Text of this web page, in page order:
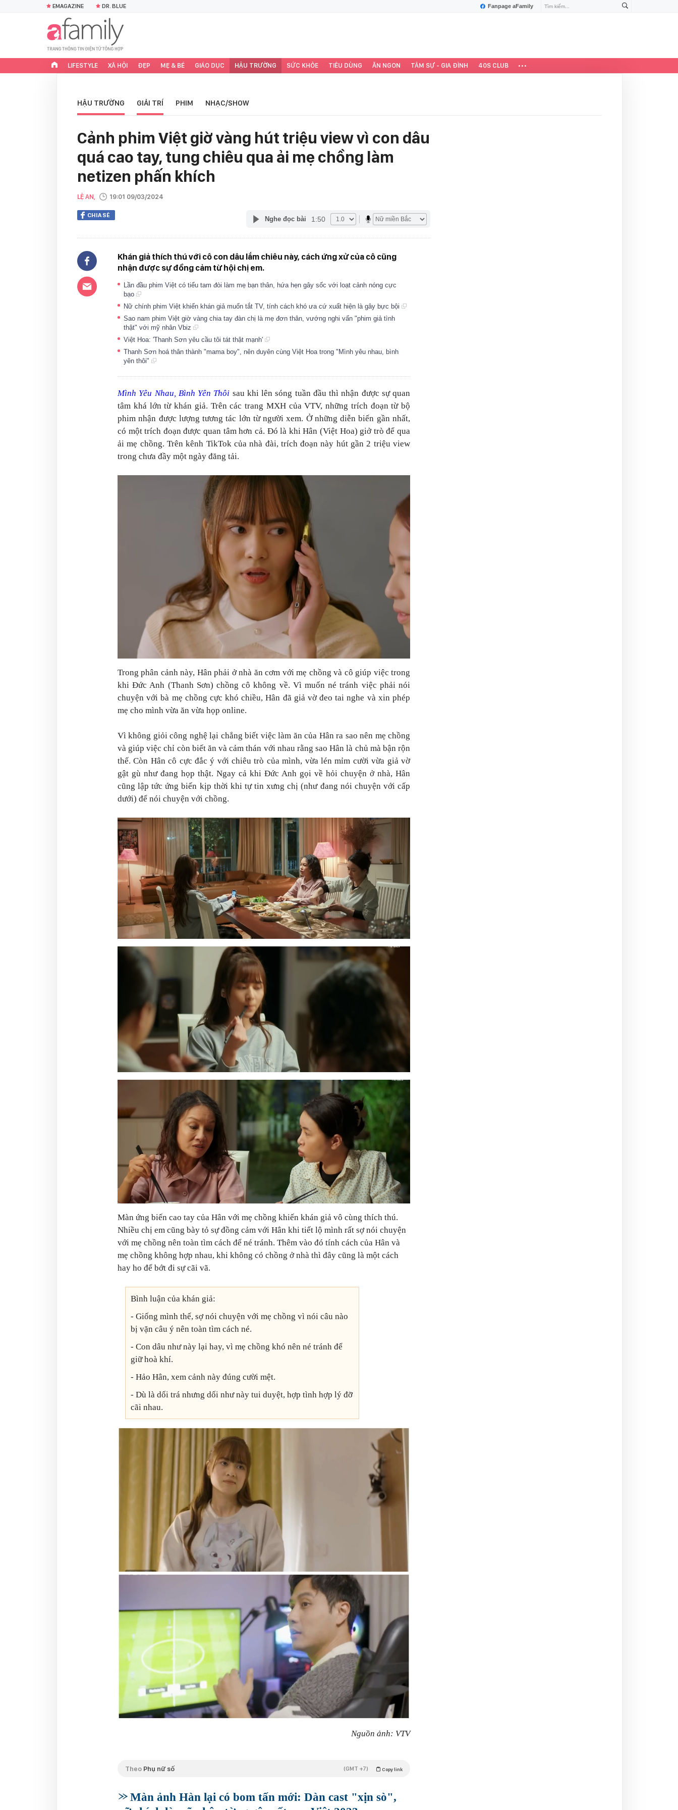
Fanpage aFamily
EMAGAZINE DR. BLUE
LIFESTYLE XÃ HỘI ĐẸP MẸ & BÉ GIÁO DỤC HẬU TRƯỜNG SỨC KHỎE TIÊU DÙNG ĂN NGON TÂM SỰ - GIA ĐÌNH 40S CLUB
HẬU TRƯỜNG GIẢI TRÍ PHIM NHẠC/SHOW
Cảnh phim Việt giờ vàng hút triệu view vì con dâu
quá cao tay, tung chiêu qua ải mẹ chồng làm
netizen phấn khích
LỆ AN, 19:01 09/03/2024
CHIA SẺ Nghe đọc bài 1:50
Khán giả thích thú với cô con dâu lắm chiêu này, cách ứng xử của cô cũng
nhận được sự đồng cảm từ hội chị em.
Lần đầu phim Việt có tiểu tam đòi làm mẹ bạn thân, hứa hẹn gây sốc với loạt cảnh nóng cực
bạo
Nữ chính phim Việt khiến khán giả muốn tắt TV, tính cách khó ưa cứ xuất hiện là gây bực bội
Sao nam phim Việt giờ vàng chia tay đàn chị là mẹ đơn thân, vướng nghi vấn "phim giả tình
thật" với mỹ nhân Vbiz
Việt Hoa: 'Thanh Sơn yêu cầu tôi tát thật mạnh'
Thanh Sơn hoá thân thành "mama boy", nên duyên cùng Việt Hoa trong "Mình yêu nhau, bình
yên thôi"
Mình Yêu Nhau, Bình Yên Thôi sau khi lên sóng tuần đầu thì nhận được sự quan
tâm khá lớn từ khán giả. Trên các trang MXH của VTV, những trích đoạn từ bộ
phim nhận được lượng tương tác lớn từ người xem. Ở những diễn biến gần nhất,
có một trích đoạn được quan tâm hơn cả. Đó là khi Hân (Việt Hoa) giở trò để qua
ải mẹ chồng. Trên kênh TikTok của nhà đài, trích đoạn này hút gần 2 triệu view
trong chưa đầy một ngày đăng tải.
Trong phân cảnh này, Hân phải ở nhà ăn cơm với mẹ chồng và cô giúp việc trong
khi Đức Anh (Thanh Sơn) chồng cô không về. Vì muốn né tránh việc phải nói
chuyện với bà mẹ chồng cực khó chiều, Hân đã giả vờ đeo tai nghe và xin phép
mẹ cho mình vừa ăn vừa họp online.
Vì không giỏi công nghệ lại chẳng biết việc làm ăn của Hân ra sao nên mẹ chồng
và giúp việc chỉ còn biết ăn và cảm thán với nhau rằng sao Hân là chủ mà bận rộn
thế. Còn Hân cô cực đắc ý với chiêu trò của mình, vừa lén mỉm cười vừa giả vờ
gật gù như đang họp thật. Ngay cả khi Đức Anh gọi về hỏi chuyện ở nhà, Hân
cũng lập tức ứng biến kịp thời khi tự tin xưng chị (như đang nói chuyện với cấp
dưới) để nói chuyện với chồng.
Màn ứng biến cao tay của Hân với mẹ chồng khiến khán giả vô cùng thích thú.
Nhiều chị em cũng bày tỏ sự đồng cảm với Hân khi tiết lộ mình rất sợ nói chuyện
với mẹ chồng nên toàn tìm cách để né tránh. Thêm vào đó tính cách của Hân và
mẹ chồng không hợp nhau, khi không có chồng ở nhà thì đây cũng là một cách
hay ho để bớt đi sự cãi vã.
Bình luận của khán giả:
- Giống mình thế, sợ nói chuyện với mẹ chồng vì nói câu nào
bị vặn câu ý nên toàn tìm cách né.
- Con dâu như này lại hay, vì mẹ chồng khó nên né tránh để
giữ hoà khí.
- Hảo Hân, xem cảnh này đúng cười mệt.
- Dù là dối trá nhưng dối như này tui duyệt, hợp tình hợp lý đỡ
cãi nhau.
Nguồn ảnh: VTV
Theo Phụ nữ số Copy link
(GMT +7)
Màn ảnh Hàn lại có bom tấn mới: Dàn cast "xịn sò",